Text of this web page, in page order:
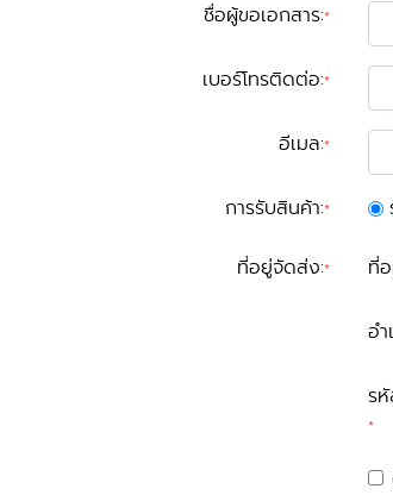
ชื่อผู้ขอเอกสาร:*
เบอร์โทรติดต่อ:*
อีเมล:*
การรับสินค้า:*
ที่อยู่จัดส่ง:* ที่
อำ
ร
*